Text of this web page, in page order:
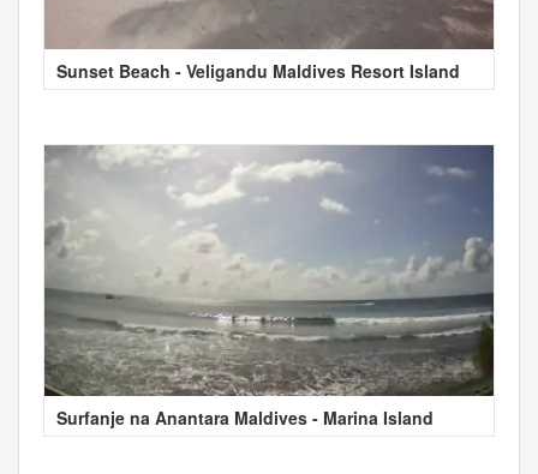
Sunset Beach - Veligandu Maldives Resort Island
Surfanje na Anantara Maldives - Marina Island